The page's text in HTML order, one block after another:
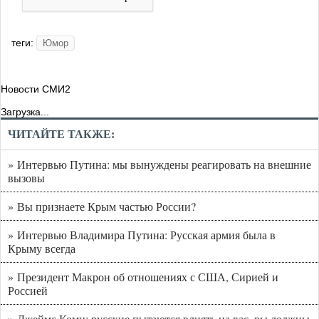
теги: Юмор
Новости СМИ2
Загрузка...
ЧИТАЙТЕ ТАКЖЕ:
» Интервью Путина: мы вынуждены реагировать на внешние
вызовы
» Вы признаете Крым частью России?
» Интервью Владимира Путина: Русская армия была в
Крыму всегда
» Президент Макрон об отношениях с США, Сирией и
Россией